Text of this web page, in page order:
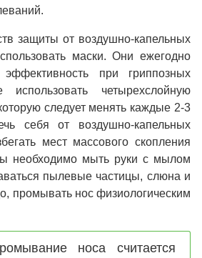
защиты от воздушно-капельных
маски. Они ежегодно
при гриппозных
четырехслойную
следует менять каждые 2-3
себя от воздушно-капельных
мест массового скопления
необходимо мыть руки с мылом
пылевые частицы, слюна и
промывать нос физиологическим
носа считается